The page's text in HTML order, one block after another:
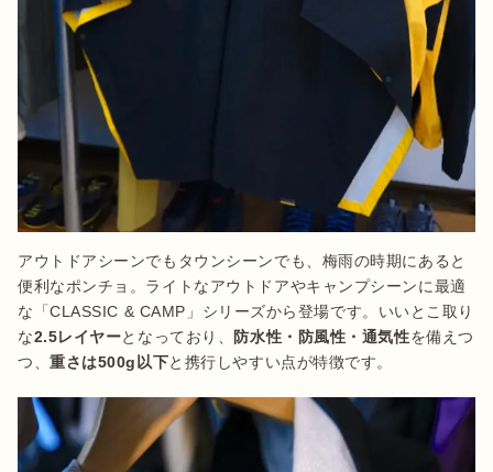
アウトドアシーンでもタウンシーンでも、梅雨の時期にあると
便利なポンチョ。ライトなアウトドアやキャンプシーンに最適
な「CLASSIC & CAMP」シリーズから登場です。いいとこ取り
な2.5レイヤーとなっており、 防水性・防風性・通気性を備えつ
つ、重さは500g以下と携行しやすい点が特徴です。